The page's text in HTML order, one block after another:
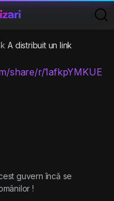
A distribuit un link
share/r/1afkpYMKUE
guvern încă se
!